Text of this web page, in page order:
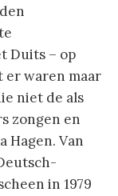
Duits – op
er waren maar
niet de als
zongen en
Hagen. Van
in 1979